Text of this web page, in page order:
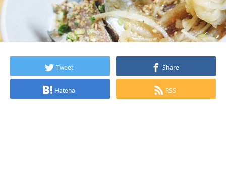
Tweet Share
Hatena RSS